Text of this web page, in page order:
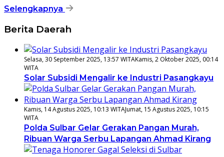
Selengkapnya
Berita Daerah
Selasa, 30 September 2025, 13:57 WITAKamis, 2 Oktober 2025, 00:14
WITA
Solar Subsidi Mengalir ke Industri Pasangkayu
Kamis, 14 Agustus 2025, 10:13 WITAJumat, 15 Agustus 2025, 10:15
WITA
Polda Sulbar Gelar Gerakan Pangan Murah,
Ribuan Warga Serbu Lapangan Ahmad Kirang